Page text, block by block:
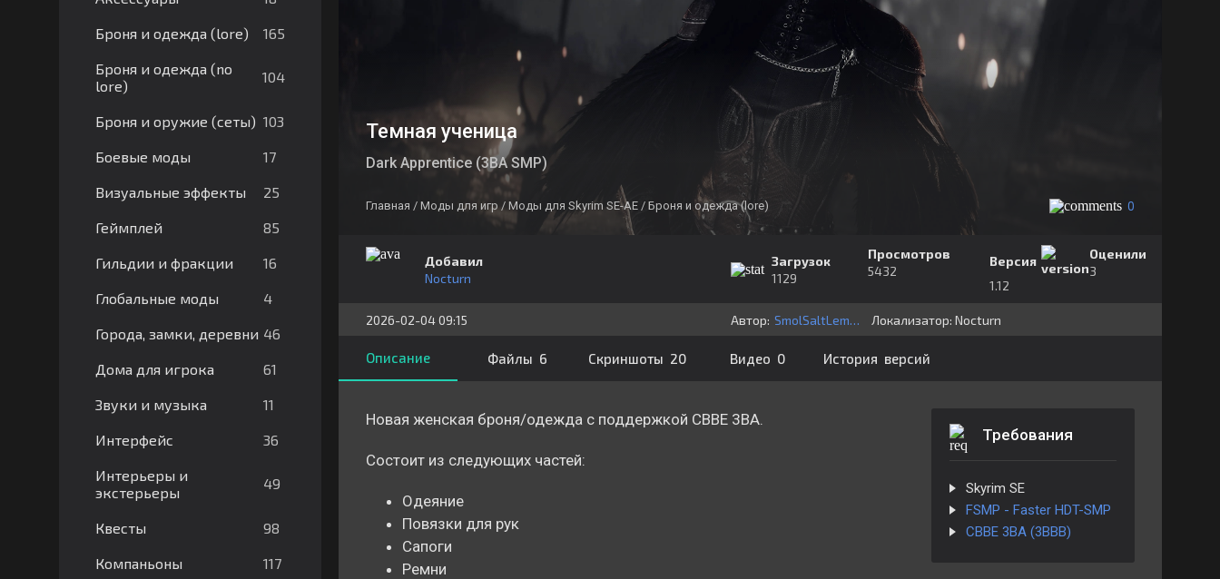
Броня и одежда (lore) 165
Броня и одежда (no
lore)
104
Броня и оружие (сеты) 103
Боевые моды 17
Визуальные эффекты 25
Геймплей 85
Гильдии и фракции 16
Глобальные моды 4
Города, замки, деревни 46
Дома для игрока 61
Звуки и музыка 11
Интерфейс 36
Интерьеры и
экстерьеры
49
Квесты 98
Компаньоны 117
Темная ученица
Dark Apprentice (3BA SMP)
Главная / Моды для игр / Моды для Skyrim SE-AE / Броня и одежда (lore) 0
Добавил
Nocturn
Загрузок
1129
Просмотров
5432
Версия
1.12
Оценили
3
2026-02-04 09:15 Автор: SmolSaltLemon Локализатор: ⁣⁣⁣Nocturn
Описание Файлы 6 Скриншоты 20 Видео 0 История версий
Новая женская броня/одежда с поддержкой CBBE 3BA.
Состоит из следующих частей:
Одеяние
Повязки для рук
Сапоги
Ремни
Требования
Skyrim SE
FSMP - Faster HDT-SMP
CBBE 3BA (3BBB)